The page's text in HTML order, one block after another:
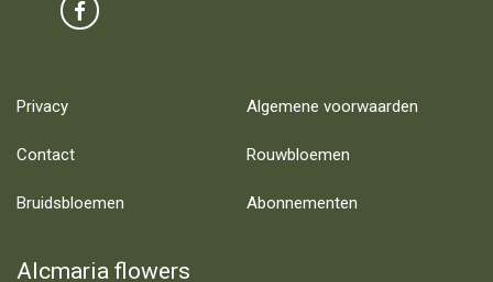
Privacy Algemene voorwaarden
Contact Rouwbloemen
Bruidsbloemen Abonnementen
Alcmaria flowers